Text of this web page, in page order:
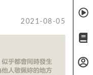
2021-08-05